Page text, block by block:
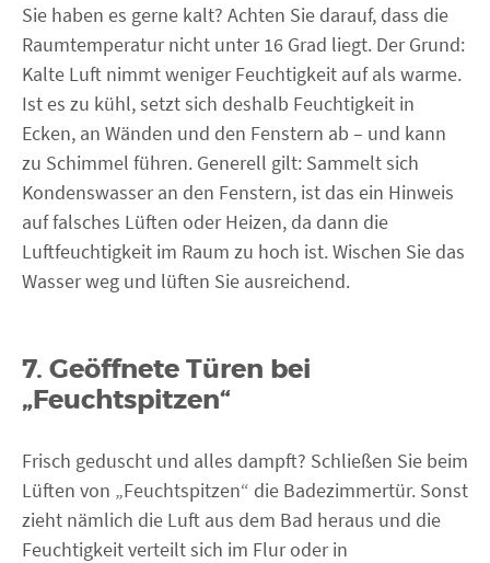
Sie haben es gerne kalt? Achten Sie darauf, dass die
Raumtemperatur nicht unter 16 Grad liegt. Der Grund:
Kalte Luft nimmt weniger Feuchtigkeit auf als warme.
Ist es zu kühl, setzt sich deshalb Feuchtigkeit in
Ecken, an Wänden und den Fenstern ab – und kann
zu Schimmel führen. Generell gilt: Sammelt sich
Kondenswasser an den Fenstern, ist das ein Hinweis
auf falsches Lüften oder Heizen, da dann die
Luftfeuchtigkeit im Raum zu hoch ist. Wischen Sie das
Wasser weg und lüften Sie ausreichend.
7. Geöffnete Türen bei
„Feuchtspitzen“
Frisch geduscht und alles dampft? Schließen Sie beim
Lüften von „Feuchtspitzen“ die Badezimmertür. Sonst
zieht nämlich die Luft aus dem Bad heraus und die
Feuchtigkeit verteilt sich im Flur oder in